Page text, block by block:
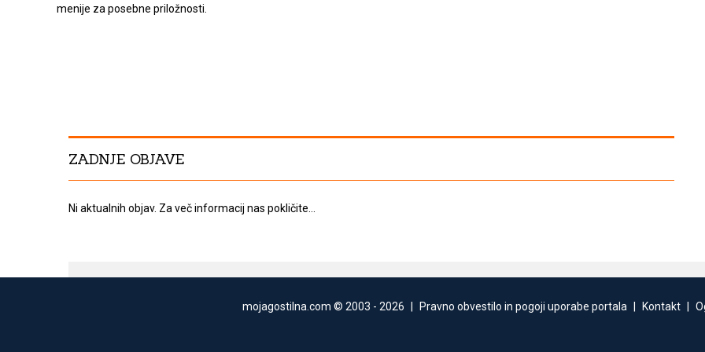
menije za posebne priložnosti.
ZADNJE OBJAVE
Ni aktualnih objav. Za več informacij nas pokličite...
mojagostilna.com © 2003 - 2026 Pravno obvestilo in pogoji uporabe portala Kontakt